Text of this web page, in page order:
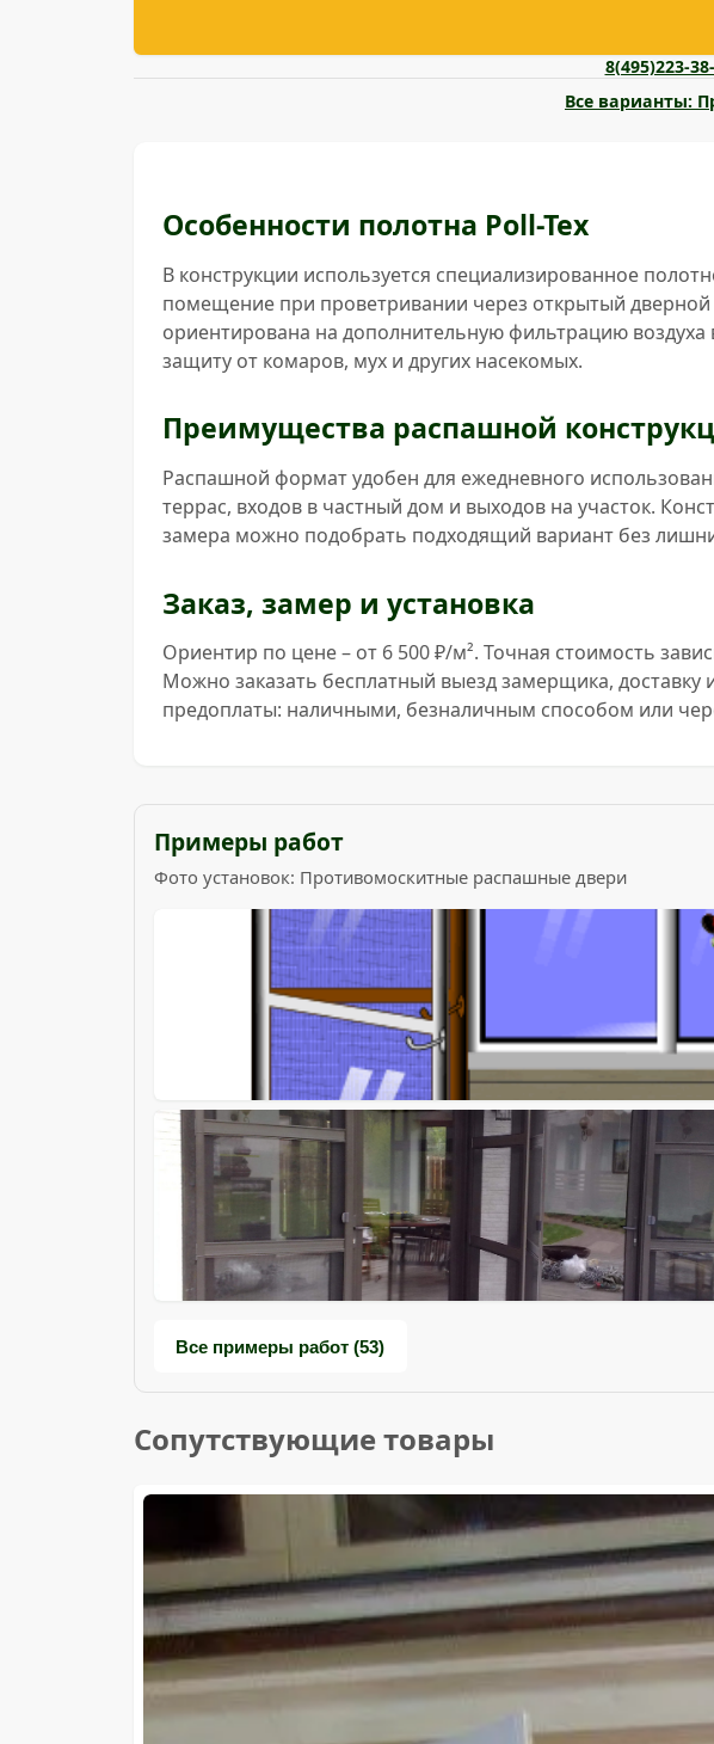
8(495)223-
Все варианты:
Особенности полотна Poll-Tex
В конструкции используется специализированное
помещение при проветривании через открытый
ориентирована на дополнительную фильтрацию
защиту от комаров, мух и других насекомых.
Преимущества распашной
Распашной формат удобен для ежедневного
террас, входов в частный дом и выходов на участок.
замера можно подобрать подходящий вариант без
Заказ, замер и установка
Ориентир по цене – от 6 500 ₽/м². Точная стоимость
Можно заказать бесплатный выезд замерщика,
предоплаты: наличными, безналичным способом или
Примеры работ
Фото установок: Противомоскитные распашные двери
Все примеры работ (53)
Сопутствующие товары